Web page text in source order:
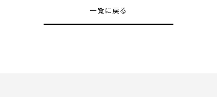
一覧に戻る